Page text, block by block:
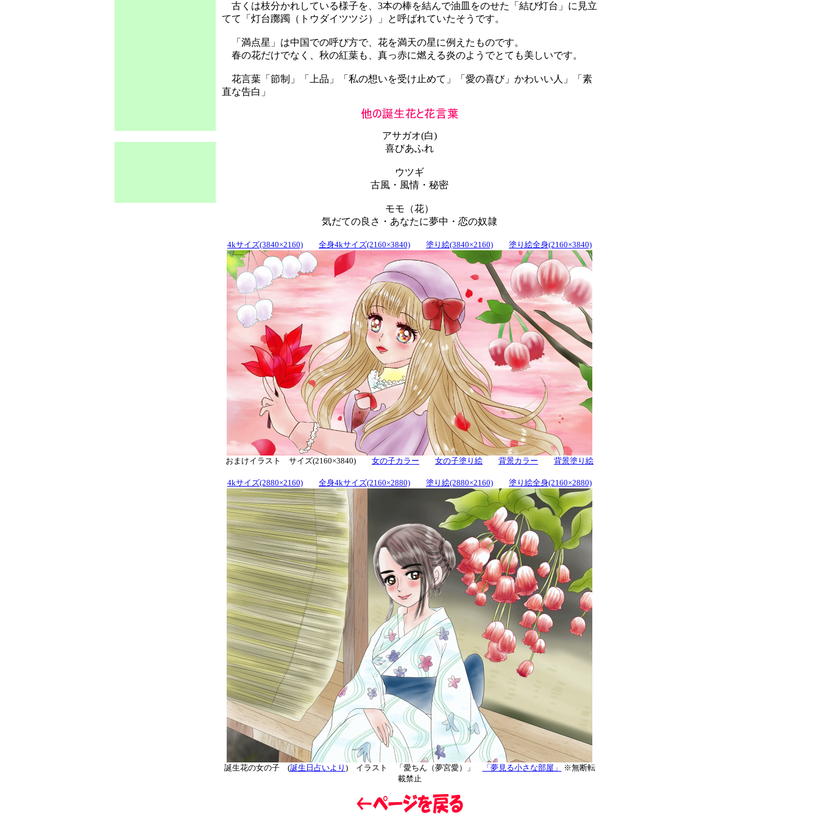
古くは枝分かれしている様子を、3本の棒を結んで油皿をのせた「結び灯台」に見立
てて「灯台躑躅（トウダイツツジ）」と呼ばれていたそうです。
「満点星」は中国での呼び方で、花を満天の星に例えたものです。
春の花だけでなく、秋の紅葉も、真っ赤に燃える炎のようでとても美しいです。
花言葉「節制」「上品」「私の想いを受け止めて」「愛の喜び」かわいい人」「素
直な告白」
アサガオ(白)
喜びあふれ
ウツギ
古風・風情・秘密
モモ（花）
気だての良さ・あなたに夢中・恋の奴隷
4kサイズ(3840×2160) 全身4kサイズ(2160×3840) 塗り絵(3840×2160) 塗り絵全身(2160×3840)
おまけイラスト サイズ(2160×3840) 女の子カラー 女の子塗り絵 背景カラー 背景塗り絵
4kサイズ(2880×2160) 全身4kサイズ(2160×2880) 塗り絵(2880×2160) 塗り絵全身(2160×2880)
誕生花の女の子 (誕生日占いより ) イラスト 「愛ちん（夢宮愛）」 「夢見る小さな部屋」
※無断転
載禁止